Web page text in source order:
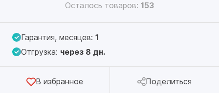
Осталось товаров: 153
Гарантия, месяцев: 1
Отгрузка: через 8 дн.
В избранное Поделиться